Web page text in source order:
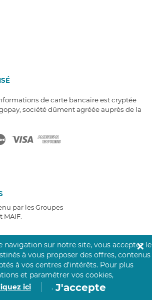
de carte bancaire est cryptée
société dûment agréée auprès de la
par les Groupes
MAIF.
ÉCOUTE
? Click&Care vous accompagne par
navigation sur notre site, vous acceptez le
à vous proposer des offres, contenus
à vos centres d’intérêts. Pour plus
et paramétrer vos cookies,
ici
. J'accepte
✕